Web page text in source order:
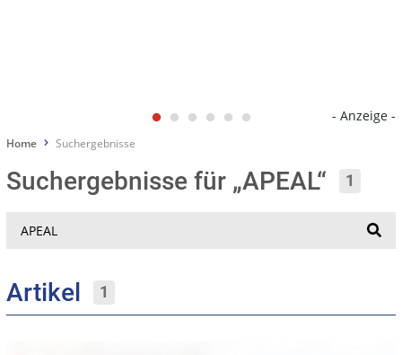
- Anzeige -
Home Suchergebnisse
Suchergebnisse für „APEAL“ 1
Artikel 1